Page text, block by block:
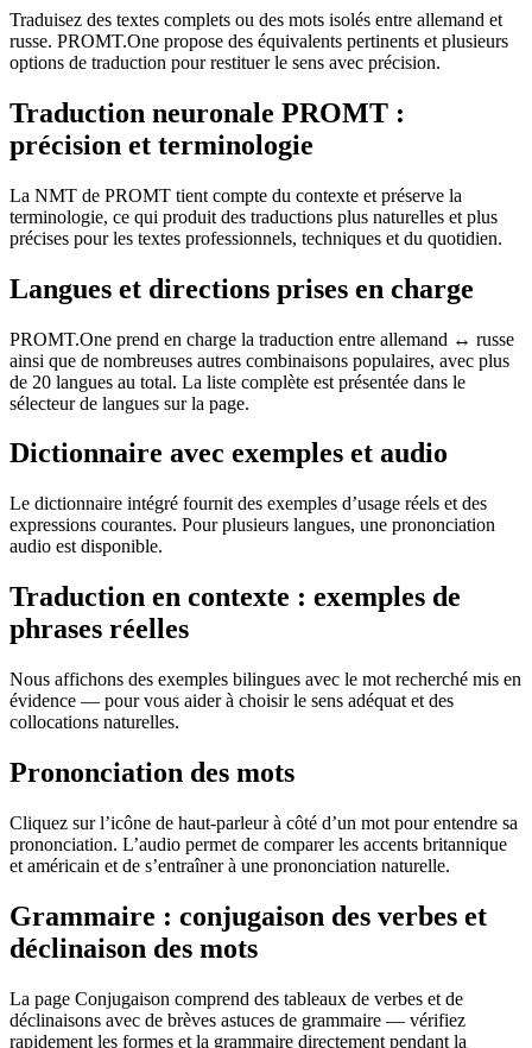
Traduisez des textes complets ou des mots isolés entre allemand et
russe. PROMT.One propose des équivalents pertinents et plusieurs
options de traduction pour restituer le sens avec précision.
Traduction neuronale PROMT :
précision et terminologie
La NMT de PROMT tient compte du contexte et préserve la
terminologie, ce qui produit des traductions plus naturelles et plus
précises pour les textes professionnels, techniques et du quotidien.
Langues et directions prises en charge
PROMT.One prend en charge la traduction entre allemand ↔ russe
ainsi que de nombreuses autres combinaisons populaires, avec plus
de 20 langues au total. La liste complète est présentée dans le
sélecteur de langues sur la page.
Dictionnaire avec exemples et audio
Le dictionnaire intégré fournit des exemples d’usage réels et des
expressions courantes. Pour plusieurs langues, une prononciation
audio est disponible.
Traduction en contexte : exemples de
phrases réelles
Nous affichons des exemples bilingues avec le mot recherché mis en
évidence — pour vous aider à choisir le sens adéquat et des
collocations naturelles.
Prononciation des mots
Cliquez sur l’icône de haut-parleur à côté d’un mot pour entendre sa
prononciation. L’audio permet de comparer les accents britannique
et américain et de s’entraîner à une prononciation naturelle.
Grammaire : conjugaison des verbes et
déclinaison des mots
La page Conjugaison comprend des tableaux de verbes et de
déclinaisons avec de brèves astuces de grammaire — vérifiez
rapidement les formes et la grammaire directement pendant la